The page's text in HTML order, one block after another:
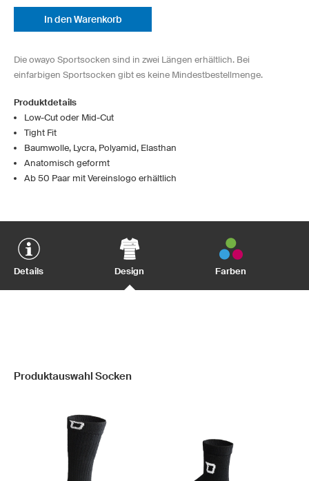
In den Warenkorb
Die owayo Sportsocken sind in zwei Längen erhältlich. Bei
einfarbigen Sportsocken gibt es keine Mindestbestellmenge.
Produktdetails
Low-Cut oder Mid-Cut
Tight Fit
Baumwolle, Lycra, Polyamid, Elasthan
Anatomisch geformt
Ab 50 Paar mit Vereinslogo erhältlich
Details Design Farben
Produktauswahl Socken